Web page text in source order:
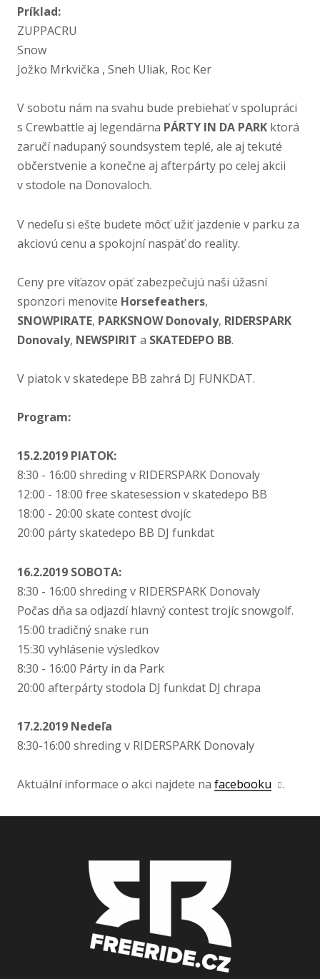
Príklad:
ZUPPACRU
Snow
Jožko Mrkvička , Sneh Uliak, Roc Ker
V sobotu nám na svahu bude prebiehať v spolupráci
s Crewbattle aj legendárna PÁRTY IN DA PARK ktorá
zaručí nadupaný soundsystem teplé, ale aj tekuté
občerstvenie a konečne aj afterpárty po celej akcii
v stodole na Donovaloch.
V nedeľu si ešte budete môcť užiť jazdenie v parku za
akciovú cenu a spokojní naspäť do reality.
Ceny pre víťazov opäť zabezpečujú naši úžasní
sponzori menovite Horsefeathers,
SNOWPIRATE, PARKSNOW Donovaly, RIDERSPARK
Donovaly, NEWSPIRIT a SKATEDEPO BB.
V piatok v skatedepe BB zahrá DJ FUNKDAT.
Program:
15.2.2019 PIATOK:
8:30 - 16:00 shreding v RIDERSPARK Donovaly
12:00 - 18:00 free skatesession v skatedepo BB
18:00 - 20:00 skate contest dvojíc
20:00 párty skatedepo BB DJ funkdat
16.2.2019 SOBOTA:
8:30 - 16:00 shreding v RIDERSPARK Donovaly
Počas dňa sa odjazdí hlavný contest trojíc snowgolf.
15:00 tradičný snake run
15:30 vyhlásenie výsledkov
8:30 - 16:00 Párty in da Park
20:00 afterpárty stodola DJ funkdat DJ chrapa
17.2.2019 Nedeľa
8:30-16:00 shreding v RIDERSPARK Donovaly
Aktuální informace o akci najdete na facebooku .